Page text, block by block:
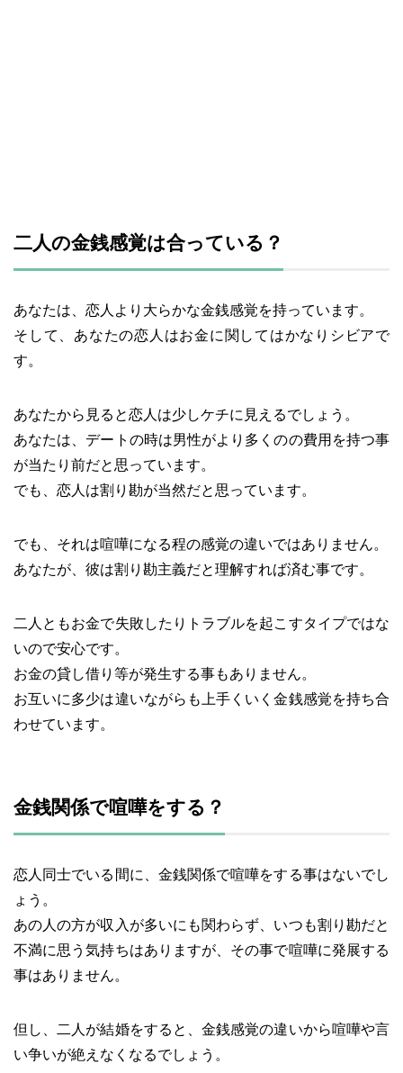
二人の金銭感覚は合っている？
あなたは、恋人より大らかな金銭感覚を持っています。
そして、あなたの恋人はお金に関してはかなりシビアで
す。
あなたから見ると恋人は少しケチに見えるでしょう。
あなたは、デートの時は男性がより多くのの費用を持つ事
が当たり前だと思っています。
でも、恋人は割り勘が当然だと思っています。
でも、それは喧嘩になる程の感覚の違いではありません。
あなたが、彼は割り勘主義だと理解すれば済む事です。
二人ともお金で失敗したりトラブルを起こすタイプではな
いので安心です。
お金の貸し借り等が発生する事もありません。
お互いに多少は違いながらも上手くいく金銭感覚を持ち合
わせています。
金銭関係で喧嘩をする？
恋人同士でいる間に、金銭関係で喧嘩をする事はないでし
ょう。
あの人の方が収入が多いにも関わらず、いつも割り勘だと
不満に思う気持ちはありますが、その事で喧嘩に発展する
事はありません。
但し、二人が結婚をすると、金銭感覚の違いから喧嘩や言
い争いが絶えなくなるでしょう。